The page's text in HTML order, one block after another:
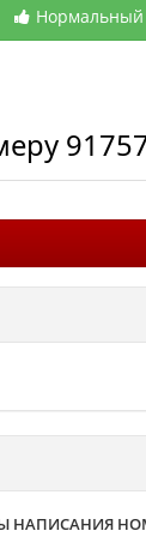
Нормальный
НАПИСАНИЯ